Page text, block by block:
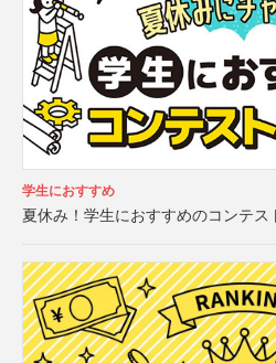
学生におすすめ
夏休み！学生におすすめのコンテス